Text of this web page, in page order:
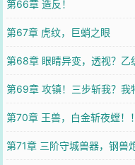
第66章 造反！
第67章 虎纹，巨蛸之眼
第68章 眼睛异变，透视？乙
第69章 攻镇！三步斩我？我
第70章 王兽，白金斩夜螳！
第71章 三阶守城兽器，钢兽